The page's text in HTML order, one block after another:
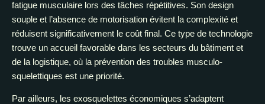
fatigue musculaire lors des tâches répétitives. Son design
souple et l’absence de motorisation évitent la complexité et
réduisent significativement le coût final. Ce type de technologie
trouve un accueil favorable dans les secteurs du bâtiment et
de la logistique, où la prévention des troubles musculo-
squelettiques est une priorité.
Par ailleurs, les exosquelettes économiques s’adaptent